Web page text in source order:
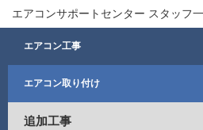
エアコンサポートセンター スタッフ
エアコン工事
エアコン取り付け
追加工事